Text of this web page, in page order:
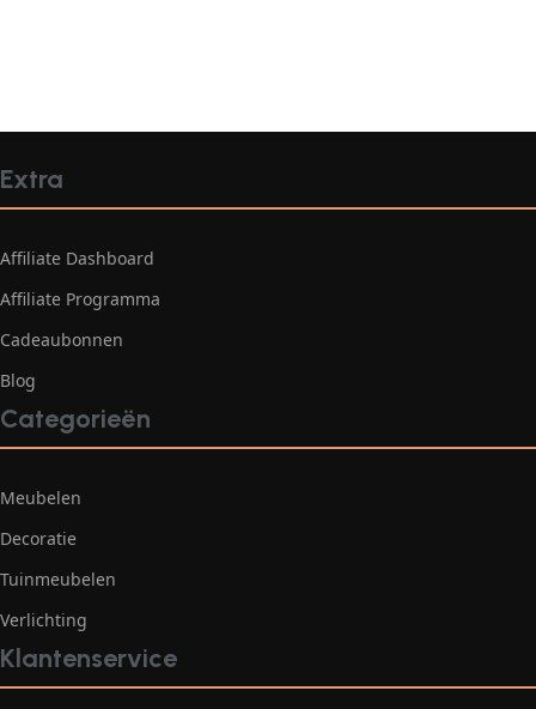
Extra
Affiliate Dashboard
Affiliate Programma
Cadeaubonnen
Blog
Categorieën
Meubelen
Decoratie
Tuinmeubelen
Verlichting
Klantenservice